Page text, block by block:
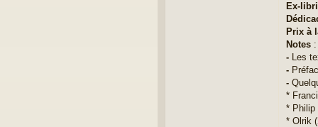
Ex-
Prix à
Notes :
- Les
-
-
*
* Philip
* Olrik